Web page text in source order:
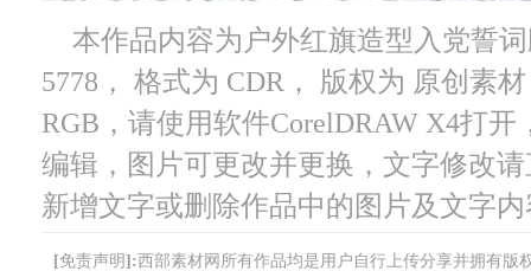
本作品内容为户外红旗造型入党誓
5778， 格式为 CDR， 版权为 原创素
RGB，请使用软件CorelDRAW X4打
编辑，图片可更改并更换，文字修改
新增文字或删除作品中的图片及文字
[免责声明]:西部素材网所有作品均是用户自行上传分享并拥有版